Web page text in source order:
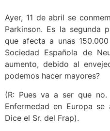
Ayer, 11 de abril se
Parkinson. Es la segunda
que afecta a unas
Sociedad Española de
aumento, debido al
podemos hacer mayores?
(R: Pues va a ser que
Enfermedad en Europa
Dice el Sr. del Frap).